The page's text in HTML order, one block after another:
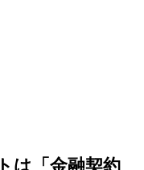
は「金融契約